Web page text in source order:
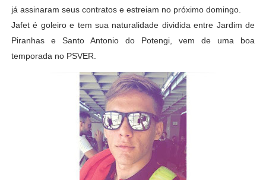
já assinaram seus contratos e estreiam no próximo domingo.
Jafet é goleiro e tem sua naturalidade dividida entre Jardim de
Piranhas e Santo Antonio do Potengi, vem de uma boa
temporada no PSVER.